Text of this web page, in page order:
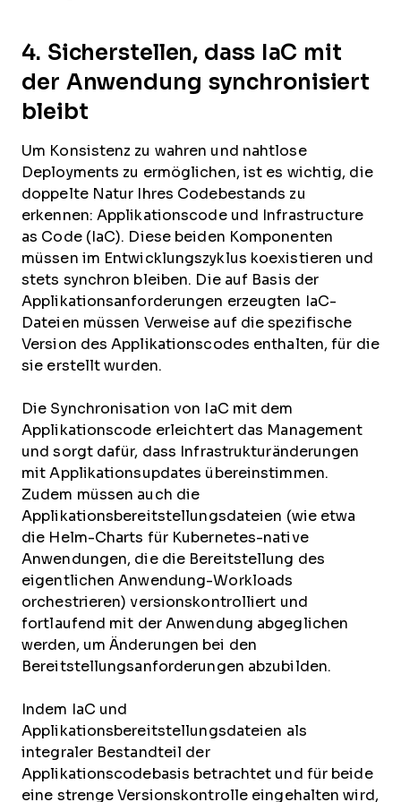
4. Sicherstellen, dass IaC mit
der Anwendung synchronisiert
bleibt
Um Konsistenz zu wahren und nahtlose
Deployments zu ermöglichen, ist es wichtig, die
doppelte Natur Ihres Codebestands zu
erkennen: Applikationscode und Infrastructure
as Code (IaC). Diese beiden Komponenten
müssen im Entwicklungszyklus koexistieren und
stets synchron bleiben. Die auf Basis der
Applikationsanforderungen erzeugten IaC-
Dateien müssen Verweise auf die spezifische
Version des Applikationscodes enthalten, für die
sie erstellt wurden.
Die Synchronisation von IaC mit dem
Applikationscode erleichtert das Management
und sorgt dafür, dass Infrastrukturänderungen
mit Applikationsupdates übereinstimmen.
Zudem müssen auch die
Applikationsbereitstellungsdateien (wie etwa
die Helm-Charts für Kubernetes-native
Anwendungen, die die Bereitstellung des
eigentlichen Anwendung-Workloads
orchestrieren) versionskontrolliert und
fortlaufend mit der Anwendung abgeglichen
werden, um Änderungen bei den
Bereitstellungsanforderungen abzubilden.
Indem IaC und
Applikationsbereitstellungsdateien als
integraler Bestandteil der
Applikationscodebasis betrachtet und für beide
eine strenge Versionskontrolle eingehalten wird,